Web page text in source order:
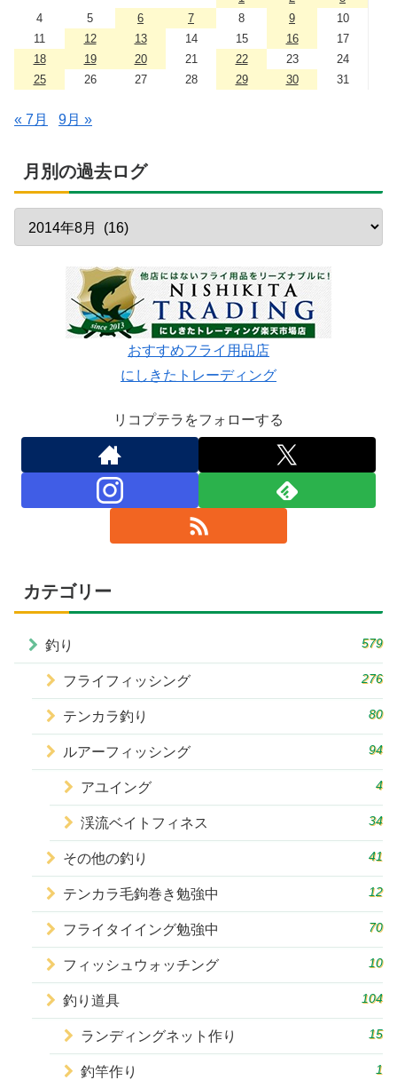
4
5 6 7 8 9
10
11
12 13 14 15 16
17
18
19 20 21 22 23
24
25
26 27 28 29 30 31
« 7月 9月 »
月別の過去ログ
おすすめフライ用品店
にしきたトレーディング
リコプテラをフォローする
カテゴリー
釣り 579
フライフィッシング 276
テンカラ釣り 80
ルアーフィッシング 94
アユイング 4
渓流ベイトフィネス 34
その他の釣り 41
テンカラ毛鉤巻き勉強中 12
フライタイイング勉強中 70
フィッシュウォッチング 10
釣り道具 104
ランディングネット作り 15
釣竿作り 1